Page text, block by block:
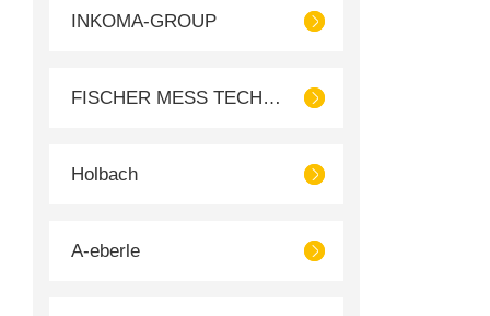
INKOMA-GROUP
FISCHER MESS TECHNIK
Holbach
A-eberle